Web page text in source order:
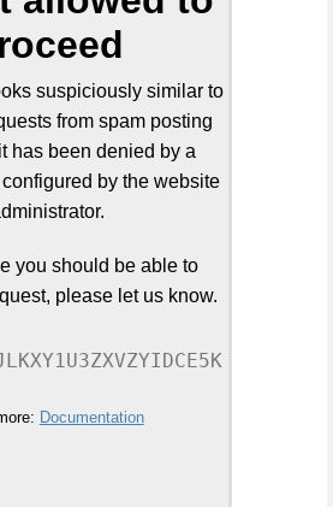
suspiciously similar to
from spam posting
has been denied by a
by the website
you should be able to
please let us know.
Documentation